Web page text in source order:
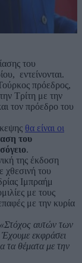
του
εντείνονται.
πρόεδρος,
Τρίτη με την
τον πρόεδρο του
θα είναι οι
του
.
της έκδοση
χθεσινή του
Ιμπραήμ
με τους
με την κυρία
«Στόχος αυτών των
Έχουμε εκφράσει
τα θέματα με την